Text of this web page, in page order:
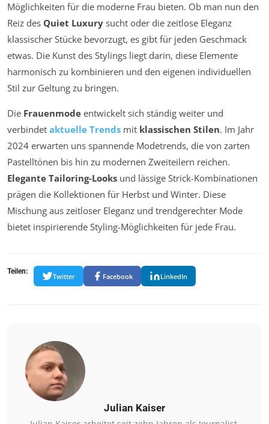
Möglichkeiten für die moderne Frau bieten. Ob man nun den
Reiz des Quiet Luxury sucht oder die zeitlose Eleganz
klassischer Stücke bevorzugt, es gibt für jeden Geschmack
etwas. Die Kunst des Stylings liegt darin, diese Elemente
harmonisch zu kombinieren und den eigenen individuellen
Stil zur Geltung zu bringen.
Die Frauenmode entwickelt sich ständig weiter und
verbindet aktuelle Trends mit klassischen Stilen. Im Jahr
2024 erwarten uns spannende Modetrends, die von zarten
Pastelltönen bis hin zu modernen Zweiteilern reichen.
Elegante Tailoring-Looks und lässige Strick-Kombinationen
prägen die Kollektionen für Herbst und Winter. Diese
Mischung aus zeitloser Eleganz und trendgerechter Mode
bietet inspirierende Styling-Möglichkeiten für jede Frau.
Teilen:
Twitter Facebook LinkedIn
Julian Kaiser